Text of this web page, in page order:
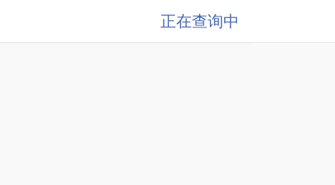
正在查询中